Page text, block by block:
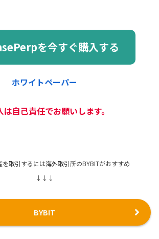
を今すぐ購入する
ホワイトペーパー
自己責任でお願いします。
を取引するには海外取引所のBYBITがおすすめ
↓↓↓
BYBIT